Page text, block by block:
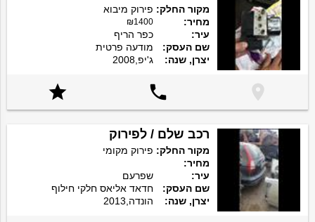
מקור החלק: פירוק מיבוא
מחיר:
₪1400
עיר:
כפר הריף
שם העסק:
מודעה פרטית
יצרן, שנה:
ג'יפ,2008



רכב שלם / לפירוק
מקור החלק: פירוק מקומי
מחיר:
עיר:
שפרעם
שם העסק:
חדאד אליאס חלקי חילוף
יצרן, שנה:
הונדה,2013